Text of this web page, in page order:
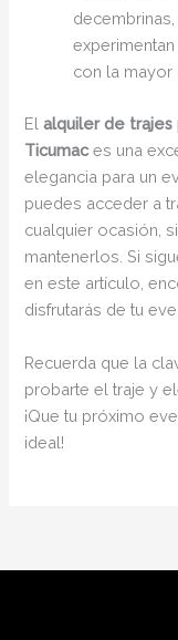
con la mayor
Elalquiler de trajes
Ticumaces una
elegancia para un
puedes acceder a
cualquier ocasión,
mantenerlos. Si
en este artículo,
disfrutarás de tu
Recuerda que la
probarte el traje y
¡Que tu próximo
ideal!